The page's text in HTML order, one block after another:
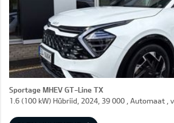
Sportage MHEV GT-Line TX
1.6 (100 kW) Hübriid, 2024, 39 000 , Automaat ,